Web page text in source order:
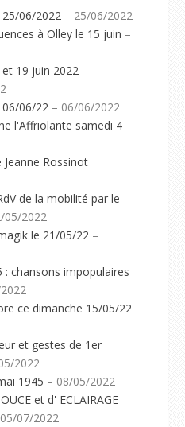
25/06/2022 – 25/06/2022
à Olley le 15 juin –
19 juin 2022 –
06/22 – 06/06/2022
l'Affriolante samedi 4
Rossinot
de la mobilité par le
05/2022
le 21/05/22 –
chansons impopulaires
ce dimanche 15/05/22
et gestes de 1er
2022
1945 – 08/05/2022
et d' ECLAIRAGE
07/2022